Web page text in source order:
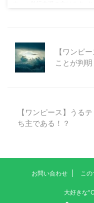
の神"と呼ばれる巨大な猪が村
襲い、その大きさは、まるで
ような大きさで次々に人が家
食べられてきます。 "山の神"
単なる迷信と思う物達も多い
い。 お祓い師のような人物曰
【ワンピ
ことが判明
【ワンピース】うる
ち主である！？
お問い合わせ こ
大好きな